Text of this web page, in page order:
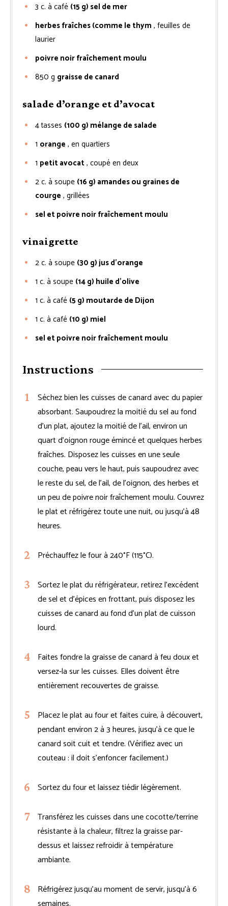
3 c. à café (15 g) sel de mer
herbes fraîches (comme le thym , feuilles de
laurier
poivre noir fraîchement moulu
850 g graisse de canard
salade d’orange et d’avocat
4tasses (100 g) mélange de salade
1 orange, en quartiers
1 petit avocat, coupé en deux
2c. à soupe (16 g) amandes ou graines de
courge , grillées
sel et poivre noir fraîchement moulu
vinaigrette
2c. à soupe (30 g) jus d’orange
1 c. à soupe (14 g) huile d’olive
1 c. à café (5 g) moutarde de Dijon
1 c. à café (10 g) miel
sel et poivre noir fraîchement moulu
Instructions
Séchez bien les cuisses de canard avec du papier
absorbant. Saupoudrez la moitié du sel au fond
d’un plat, ajoutez la moitié de l’ail, environ un
quart d’oignon rouge émincé et quelques herbes
fraîches. Disposez les cuisses en une seule
couche, peau vers le haut, puis saupoudrez avec
le reste du sel, de l’ail, de l’oignon, des herbes et
un peu de poivre noir fraîchement moulu. Couvrez
le plat et réfrigérez toute une nuit, ou jusqu’à 48
heures.
Préchauffez le four à 240°F (115°C).
Sortez le plat du réfrigérateur, retirez l’excédent
de sel et d’épices en frottant, puis disposez les
cuisses de canard au fond d’un plat de cuisson
lourd.
Faites fondre la graisse de canard à feu doux et
versez-la sur les cuisses. Elles doivent être
entièrement recouvertes de graisse.
Placez le plat au four et faites cuire, à découvert,
pendant environ 2 à 3 heures, jusqu’à ce que le
canard soit cuit et tendre. (Vérifiez avec un
couteau : il doit s’enfoncer facilement.)
Sortez du four et laissez tiédir légèrement.
Transférez les cuisses dans une cocotte/terrine
résistante à la chaleur, filtrez la graisse par-
dessus et laissez refroidir à température
ambiante.
Réfrigérez jusqu’au moment de servir, jusqu’à 6